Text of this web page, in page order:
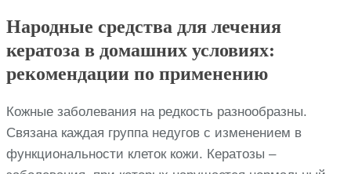
Народные средства для лечения
кератоза в домашних условиях:
рекомендации по применению
Кожные заболевания на редкость разнообразны.
Связана каждая группа недугов с изменением в
функциональности клеток кожи. Кератозы –